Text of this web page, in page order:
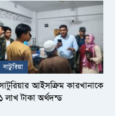
সাটুরিয়া
আইসক্রিম কারখানাকে
১ লাখ টাকা অর্থদন্ড